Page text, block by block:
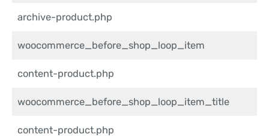
archive-product.php
woocommerce_before_shop_loop_item
content-product.php
woocommerce_before_shop_loop_item_title
content-product.php